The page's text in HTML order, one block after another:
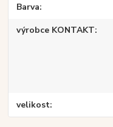
Barva
výrobce KONTAKT
velikost